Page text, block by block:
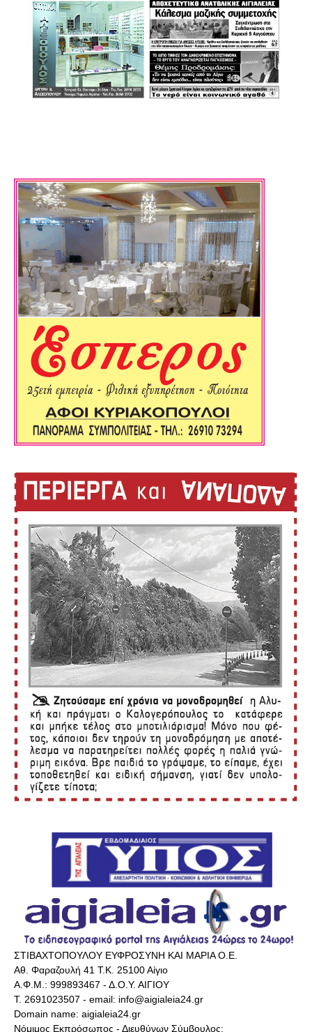
ΣΤΙΒΑΧΤΟΠΟΥΛΟΥ ΕΥΦΡΟΣΥΝΗ ΚΑΙ ΜΑΡΙΑ Ο.Ε.
Αθ. Φαραζουλή 41 Τ.Κ. 25100 Αίγιο
Α.Φ.Μ.: 999893467 - Δ.Ο.Υ. ΑΙΓΙΟΥ
Τ. 2691023507 - email: info@aigialeia24.gr
Domain name: aigialeia24.gr
Νόμιμος Εκπρόσωπος - Διευθύνων Σύμβουλος: